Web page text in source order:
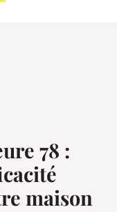
78 :
maison